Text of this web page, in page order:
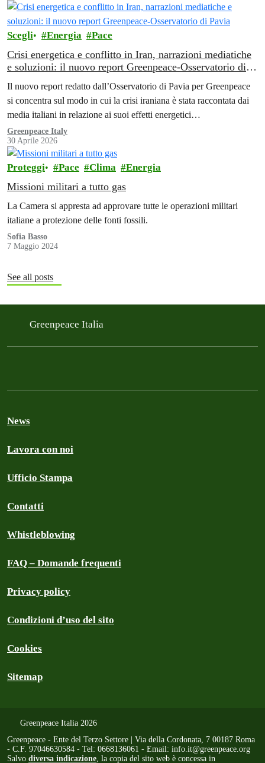
Scegli Energia Pace
Crisi energetica e conflitto in Iran, narrazioni mediatiche
e soluzioni: il nuovo report Greenpeace-Osservatorio di
Il nuovo report redatto dall’Osservatorio di Pavia per Greenpeace
si concentra sul modo in cui la crisi iraniana è stata raccontata dai
media italiani in relazione ai suoi effetti energetici…
Greenpeace Italy
30 Aprile 2026
Proteggi Pace Clima Energia
Missioni militari a tutto gas
La Camera si appresta ad approvare tutte le operazioni militari
italiane a protezione delle fonti fossili.
Sofia Basso
7 Maggio 2024
See all posts
Greenpeace Italia
News
Lavora con noi
Ufficio Stampa
Contatti
Whistleblowing
FAQ – Domande frequenti
Privacy policy
Condizioni d’uso del sito
Cookies
Sitemap
Greenpeace Italia 2026
Greenpeace - Ente del Terzo Settore | Via della Cordonata, 7 00187 Roma
- C.F. 97046630584 - Tel: 0668136061 - Email: info.it@greenpeace.org
Salvo diversa indicazione, la copia del sito web è concessa in